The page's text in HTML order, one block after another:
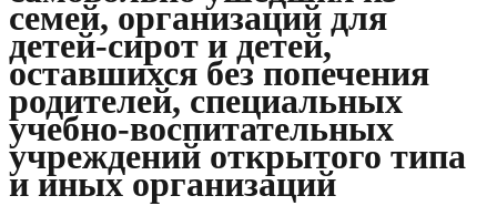
семей, организаций для
детей-сирот и детей,
оставшихся без попечения
родителей, специальных
учебно-воспитательных
учреждений открытого типа
и иных организаций